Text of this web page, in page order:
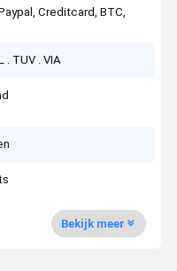
Creditcard, BTC,
. TUV . VIA
Bekijk meer